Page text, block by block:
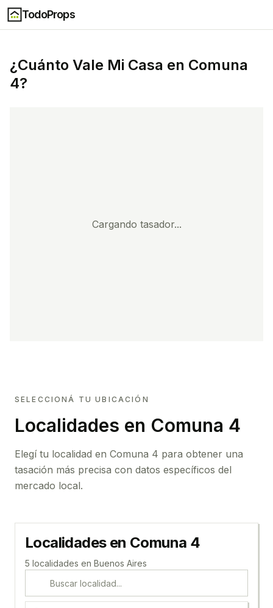
TodoProps
¿Cuánto Vale Mi Casa en Comuna
4?
Cargando tasador...
SELECCIONÁ TU UBICACIÓN
Localidades en Comuna 4
Elegí tu localidad en Comuna 4 para obtener una
tasación más precisa con datos específicos del
mercado local.
Localidades en Comuna 4
5 localidades en Buenos Aires